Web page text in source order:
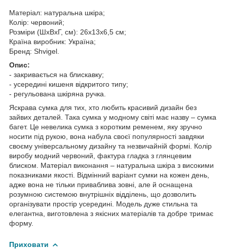
Матеріал: натуральна шкіра;
Колір: червоний;
Розміри (ШхВхГ, см): 26х13х6,5 см;
Країна виробник: Україна;
Бренд: Shvigel.
Опис:
- закривається на блискавку;
- усередині кишеня відкритого типу;
- регульована шкіряна ручка.
Яскрава сумка для тих, хто любить красивий дизайн без
зайвих деталей. Така сумка у модному світі має назву – сумка
багет. Це невелика сумка з коротким ременем, яку зручно
носити під рукою, вона набула своєї популярності завдяки
своєму універсальному дизайну та незвичайній формі. Колір
виробу модний червоний, фактура гладка з глянцевим
блиском. Матеріал виконання – натуральна шкіра з високими
показниками якості. Відмінний варіант сумки на кожен день,
адже вона не тільки приваблива зовні, але й оснащена
розумною системою внутрішніх відділень, що дозволить
організувати простір усередині. Модель дуже стильна та
елегантна, виготовлена з якісних матеріалів та добре тримає
форму.
Приховати